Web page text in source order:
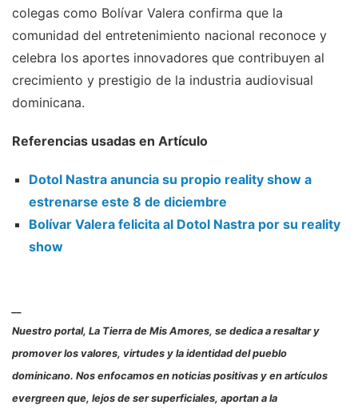
colegas como Bolívar Valera confirma que la
comunidad del entretenimiento nacional reconoce y
celebra los aportes innovadores que contribuyen al
crecimiento y prestigio de la industria audiovisual
dominicana.
Referencias usadas en Artículo
Dotol Nastra anuncia su propio reality show a
estrenarse este 8 de diciembre
Bolívar Valera felicita al Dotol Nastra por su reality
show
Nuestro portal, La Tierra de Mis Amores, se dedica a resaltar y
promover los valores, virtudes y la identidad del pueblo
dominicano. Nos enfocamos en noticias positivas y en artículos
evergreen que, lejos de ser superficiales, aportan a la